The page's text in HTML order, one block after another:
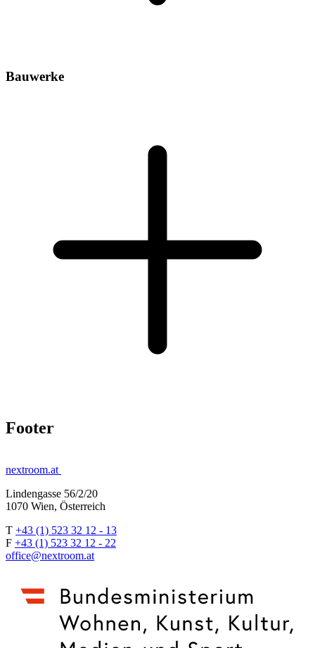
Bauwerke
Footer
nextroom.at
Lindengasse 56/2/20
1070 Wien, Österreich
T +43 (1) 523 32 12 - 13
F +43 (1) 523 32 12 - 22
office@nextroom.at